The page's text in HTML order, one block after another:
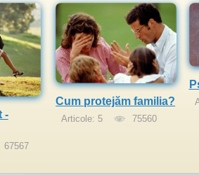
-
67567
Cum protejăm familia?
Articole: 5 75560